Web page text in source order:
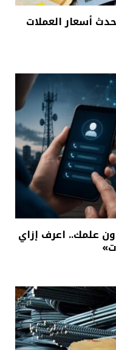
أسعار العملات
علمك.. اعرف إزاي